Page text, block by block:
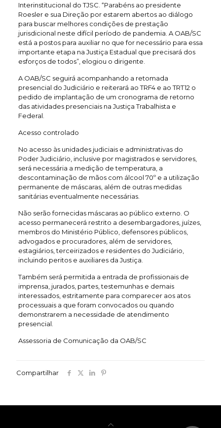
Interinstitucional do TJSC. “Parabéns ao presidente
Roesler e sua Direção por estarem abertos ao diálogo
para buscar melhores condições de prestação
jurisdicional neste difícil período de pandemia. A OAB/SC
está a postos para auxiliar no que for necessário para essa
importante etapa na Justiça Estadual que precisará dos
esforços de todos”, elogiou o dirigente.
A OAB/SC seguirá acompanhando a retomada
presencial do Judiciário e reiterará ao TRF4 e ao TRT12 o
pedido de implantação de um cronograma de retorno
das atividades presenciais na Justiça Trabalhista e
Federal.
Acesso controlado
No acesso às unidades judiciais e administrativas do
Poder Judiciário, inclusive por magistrados e servidores,
será necessária a medição de temperatura, a
descontaminação de mãos com álcool 70º e a utilização
permanente de máscaras, além de outras medidas
sanitárias eventualmente necessárias.
Não serão fornecidas máscaras ao público externo. O
acesso permanecerá restrito a desembargadores, juízes,
membros do Ministério Público, defensores públicos,
advogados e procuradores, além de servidores,
estagiários, terceirizados e residentes do Judiciário,
incluindo peritos e auxiliares da Justiça.
Também será permitida a entrada de profissionais de
imprensa, jurados, partes, testemunhas e demais
interessados, estritamente para comparecer aos atos
processuais a que foram convocados ou quando
demonstrarem a necessidade de atendimento
presencial.
Assessoria de Comunicação da OAB/SC
Compartilhar